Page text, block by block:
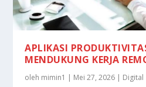
APLIKASI
MENDUKUNG KERJA
oleh mimin1 | Mei 27, 2026 | Digital